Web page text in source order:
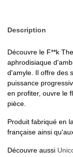
Description
Découvre le F**k
aphrodisiaque
d'amyle. Il offre des
puissance
en profiter, ouvre le
pièce.
Produit fabriqué en
française ainsi
Découvre aussi